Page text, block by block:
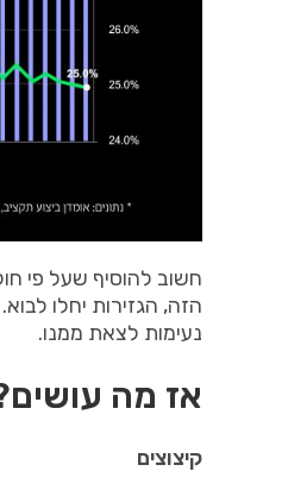
חשוב להוסיף שעל פי
הזה, הגזירות יחלו לבוא.
נעימות לצאת ממנו.
אז מה עושים
קיצוצים